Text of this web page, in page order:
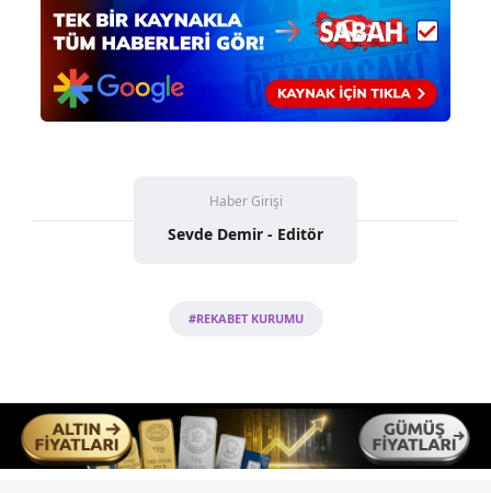
Haber Girişi
Sevde Demir - Editör
#REKABET KURUMU